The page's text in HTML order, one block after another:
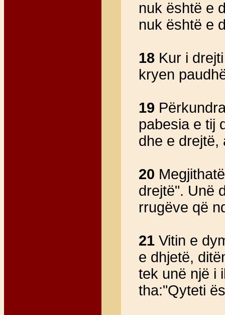
nuk është e
nuk është e
18Kur i drejti
kryen
19
pabesia e tij
dhe e drejtë,
20
drejtë". Unë
rrugëve që
21Vitin e
e dhjetë,
tek unë një i
tha:"Qyteti